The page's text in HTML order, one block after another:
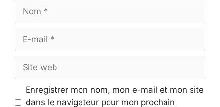
Nom
Site
web
Enregistrer mon nom, mon e-mail et mon site
dans le navigateur pour mon prochain